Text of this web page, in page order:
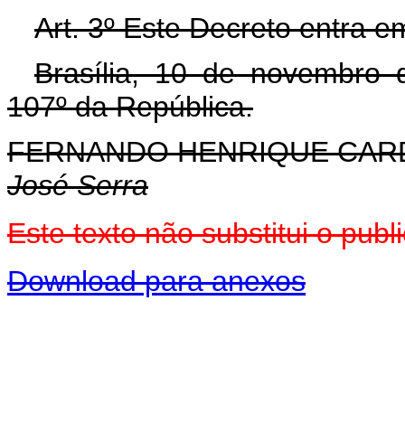
Art. 3º Este Decreto entra
Brasília, 10 de novembro
107º da República.
FERNANDO HENRIQUE
José Serra
Este texto não substitui o
Download para anexos